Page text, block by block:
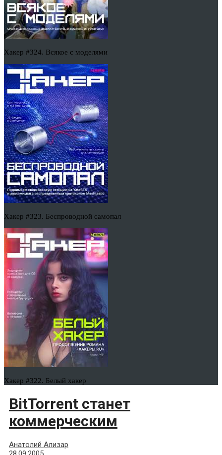
Хакер #324. Всякое с моделями
Хакер #323. Беспроводной самопал
Хакер #322. Белый хакер
BitTorrent станет
коммерческим
Анатолий Ализар